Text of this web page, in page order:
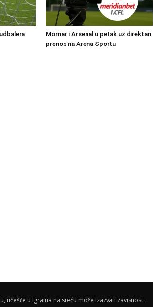
Mornar i Arsenal u petak uz direktan
prenos na Arena Sportu
učešće u igrama na sreću može izazvati zavisnost.